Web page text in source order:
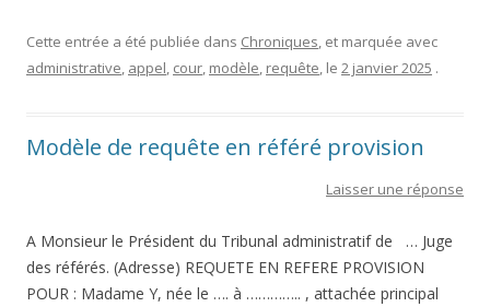
Cette entrée a été publiée dans Chroniques, et marquée avec
administrative, appel, cour, modèle, requête, le 2 janvier 2025 .
Modèle de requête en référé provision
Laisser une réponse
A Monsieur le Président du Tribunal administratif de … Juge
des référés. (Adresse) REQUETE EN REFERE PROVISION
POUR : Madame Y, née le …. à ………….. , attachée principal